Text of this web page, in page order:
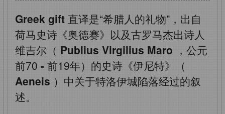
Greek gift 直译是“希腊人的礼物”，出自
荷马史诗《奥德赛》以及古罗马杰出诗人
维吉尔（ Publius Virgilius Maro ，公元
前70 - 前19年）的史诗《伊尼特》（
Aeneis ）中关于特洛伊城陷落经过的叙
述。